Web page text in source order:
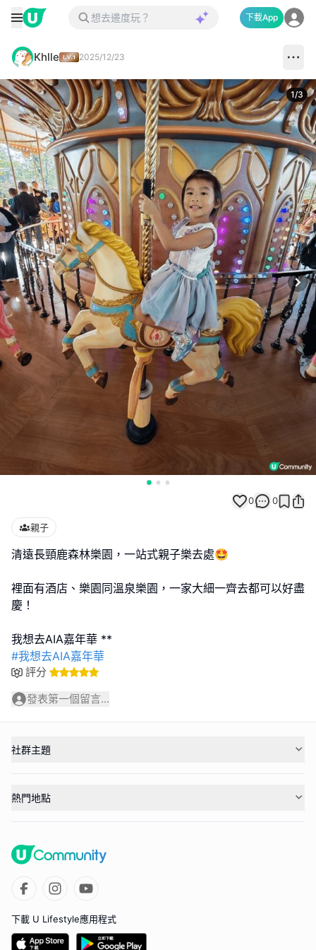
下載App
Khlle 2025/12/23
1/3
0 0
親子
清遠長頸鹿森林樂園，一站式親子樂去處🤩
裡面有酒店、樂園同溫泉樂園，一家大細一齊去都可以好盡
慶！
#我想去AIA嘉年華
評分
發表第一個留言...
社群主題
熱門地點
下載 U Lifestyle應用程式